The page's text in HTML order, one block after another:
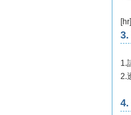
[hr]
3.
1.
2.
4.